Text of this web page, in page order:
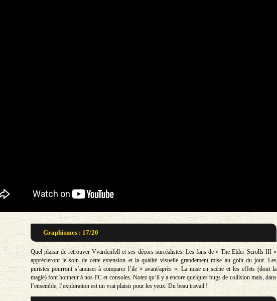
Graphismes : 17/20
Quel plaisir de retrouver Vvardenfell et ses décors surréalistes. Les fans de « The Elder Scrolls III »
apprécieront le soin de cette extension et la qualité visuelle grandement mise au goût du jour. Les
puristes pourront s’amuser à comparer l’ile « avant/après ». La mise en scène et les effets (dont la
magie) font honneur à nos PC et consoles. Notez qu’il y a encore quelques bugs de collision mais, dans
l’ensemble, l’exploration est un vrai plaisir pour les yeux. Du beau travail !